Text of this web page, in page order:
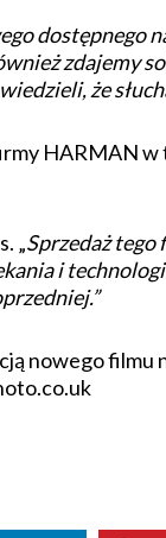
dostępnego
zdajemy
że
HARMAN
„Sprzedaż tego
i
nowego filmu